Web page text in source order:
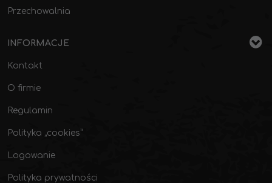
Przechowalnia
INFORMACJE
Kontakt
O firmie
Regulamin
Polityka „cookies”
Logowanie
Polityka prywatności